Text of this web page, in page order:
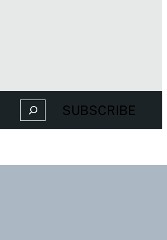
Search SUBSCRIBE